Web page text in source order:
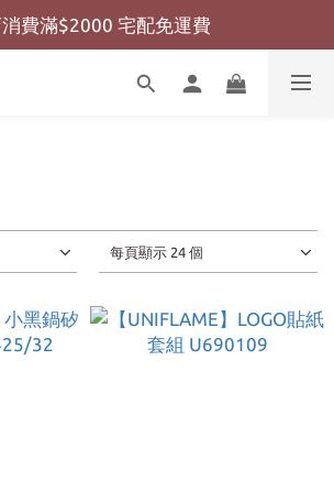
消費滿$999 超商免運費
費滿$2000 宅配免運費
消費滿$999 超商免運費
每頁顯示 24 個